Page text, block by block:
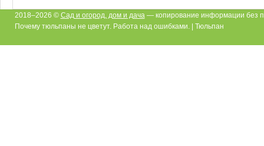
2018–2026 © Сад и огород, дом и дача — копирование информации без
Почему тюльпаны не цветут. Работа над ошибками. | Тюльпан